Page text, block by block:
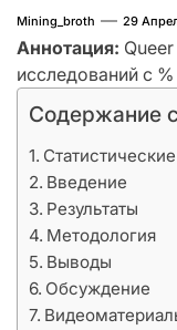
Mining_broth 29
Аннотация:
исследований с
Содержание
Введение
Результаты
Методология
Выводы
Обсуждение